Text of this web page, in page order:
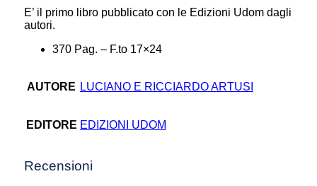
E’ il primo libro pubblicato con le Edizioni Udom dagli
autori.
370 Pag. – F.to 17×24
AUTORE LUCIANO E RICCIARDO ARTUSI
EDITORE EDIZIONI UDOM
Recensioni